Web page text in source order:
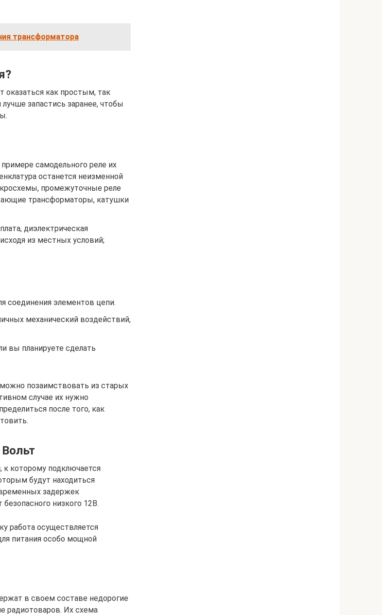
трансформатора
как простым, так
запастись заранее, чтобы
самодельного реле их
останется неизменной
промежуточные реле
трансформаторы, катушки
диэлектрическая
из местных условий;
соединения элементов цепи.
механический воздействий,
вы планируете сделать
позаимствовать из старых
случае их нужно
после того, как
которому подключается
будут находиться
задержек
низкого 12В.
работа осуществляется
питания особо мощной
в своем составе недорогие
радиотоваров. Их схема